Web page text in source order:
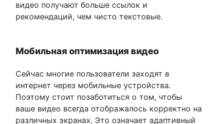
видео получают больше ссылок и
рекомендаций, чем чисто текстовые.
Мобильная оптимизация видео
Сейчас многие пользователи заходят в
интернет через мобильные устройства.
Поэтому стоит позаботиться о том, чтобы
ваше видео всегда отображалось корректно на
различных экранах. Это означает адаптивный